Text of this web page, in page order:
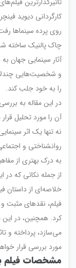
کارگردانی دیوید
روی پرده سینماها
چاک پالنیک ساخته
آثار سینمایی جهان
و شخصیت‌هایی
را به خود جلب کند.
در این مقاله به
آن را مورد تحلیل
نه تنها یک اثر
روانشناختی و
به درک بهتری از
از جمله نکاتی که در
خلاصه‌ای از داستان
فیلم، نقدهای مثبت و
کرد. همچنین، در این
می‌سازد، پرداخته و
مورد بررسی قرار
مشخصات فیلم